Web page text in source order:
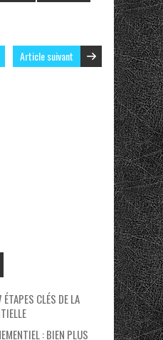
Article suivant
ÉTAPES CLÉS DE LA
: BIEN PLUS